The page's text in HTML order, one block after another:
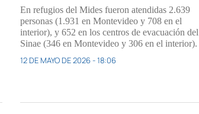
En refugios del Mides fueron atendidas 2.639
personas (1.931 en Montevideo y 708 en el
interior), y 652 en los centros de evacuación del
Sinae (346 en Montevideo y 306 en el interior).
12 DE MAYO DE 2026 - 18:06